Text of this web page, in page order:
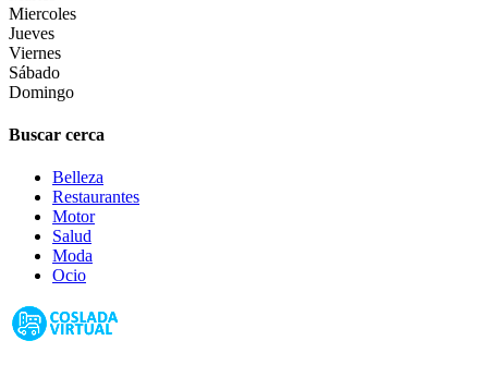
Miercoles
Jueves
Viernes
Sábado
Domingo
Buscar cerca
Belleza
Restaurantes
Motor
Salud
Moda
Ocio